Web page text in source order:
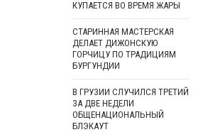
КУПАЕТСЯ ВО ВРЕМЯ ЖАРЫ
СТАРИННАЯ МАСТЕРСКАЯ
ДЕЛАЕТ ДИЖОНСКУЮ
ГОРЧИЦУ ПО ТРАДИЦИЯМ
БУРГУНДИИ
В ГРУЗИИ СЛУЧИЛСЯ ТРЕТИЙ
ЗА ДВЕ НЕДЕЛИ
ОБЩЕНАЦИОНАЛЬНЫЙ
БЛЭКАУТ